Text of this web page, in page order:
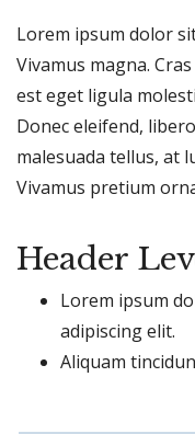
Lorem ipsum dolor
Vivamus magna.
est eget ligula
Donec eleifend,
malesuada tellus, at
Vivamus pretium
Header
Lorem ipsum
adipiscing elit.
Aliquam